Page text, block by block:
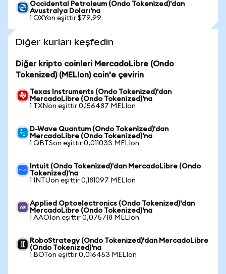
Occidental Petroleum (Ondo Tokenized)'dan
Avustralya Doları'na
1 OXYon eşittir $79,99
Diğer kurları keşfedin
Diğer kripto coinleri MercadoLibre (Ondo
Tokenized) (MELIon) coin'e çevirin
Texas Instruments (Ondo Tokenized)'dan
MercadoLibre (Ondo Tokenized)'na
1 TXNon eşittir 0,156487 MELIon
D-Wave Quantum (Ondo Tokenized)'dan
MercadoLibre (Ondo Tokenized)'na
1 QBTSon eşittir 0,011033 MELIon
Intuit (Ondo Tokenized)'dan MercadoLibre (Ondo
Tokenized)'na
1 INTUon eşittir 0,181097 MELIon
Applied Optoelectronics (Ondo Tokenized)'dan
MercadoLibre (Ondo Tokenized)'na
1 AAOIon eşittir 0,075718 MELIon
RoboStrategy (Ondo Tokenized)'dan MercadoLibre
(Ondo Tokenized)'na
1 BOTon eşittir 0,016453 MELIon